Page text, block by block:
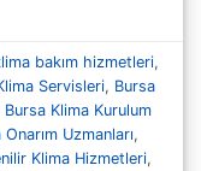
bakım hizmetleri,
Servisleri, Bursa
Bursa Klima Kurulum
Uzmanları,
Klima Hizmetleri,